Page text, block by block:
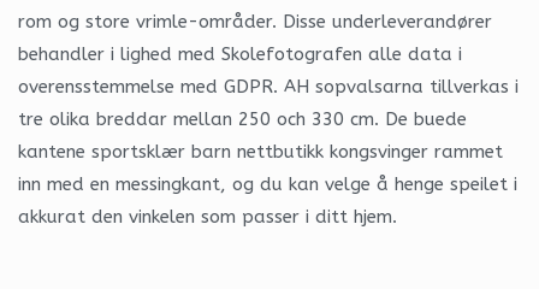
rom og store vrimle-områder. Disse underleverandører
behandler i lighed med Skolefotografen alle data i
overensstemmelse med GDPR. AH sopvalsarna tillverkas i
tre olika breddar mellan 250 och 330 cm. De buede
kantene sportsklær barn nettbutikk kongsvinger rammet
inn med en messingkant, og du kan velge å henge speilet i
akkurat den vinkelen som passer i ditt hjem.